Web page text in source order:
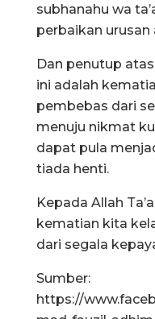
subhanahu wa
perbaikan urusan
Dan penutup
ini adalah
pembebas dari
menuju nikmat
dapat pula
tiada henti.
Kepada Allah
kematian kita
dari segala
Sumber:
https://